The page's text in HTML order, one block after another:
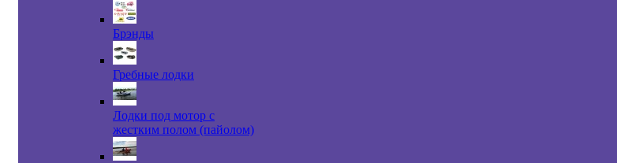
Брэнды
Гребные лодки
Лодки под мотор с
жестким полом (пайолом)